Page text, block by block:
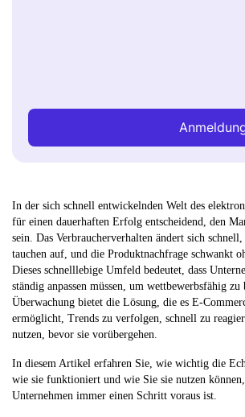
In der sich schnell entwickelnden Welt des
für einen dauerhaften Erfolg entscheidend, den
sein. Das Verbraucherverhalten ändert sich
tauchen auf, und die Produktnachfrage schwankt
Dieses schnelllebige Umfeld bedeutet, dass
ständig anpassen müssen, um wettbewerbsfähig
Überwachung bietet die Lösung, die es E-
ermöglicht, Trends zu verfolgen, schnell zu
nutzen, bevor sie vorübergehen.
In diesem Artikel erfahren Sie, wie wichtig die
wie sie funktioniert und wie Sie sie nutzen
Unternehmen immer einen Schritt voraus ist.